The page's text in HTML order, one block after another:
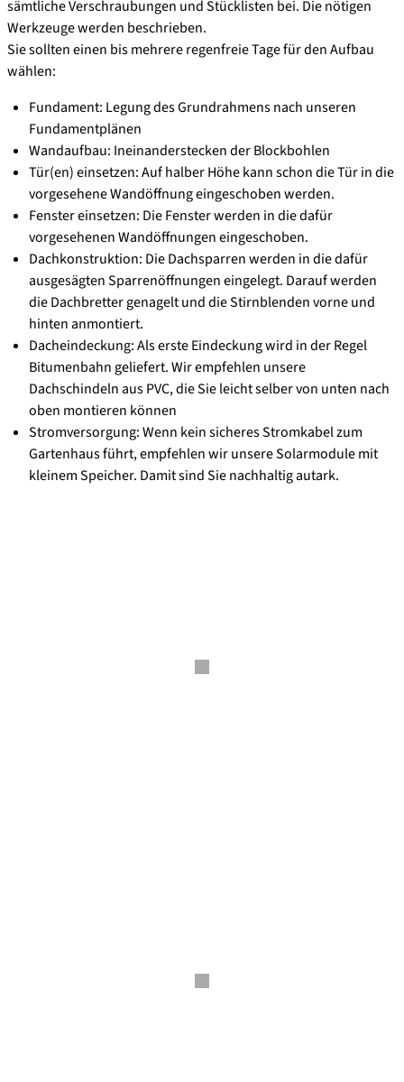
sämtliche Verschraubungen und Stücklisten bei. Die nötigen
Werkzeuge werden beschrieben.
Sie sollten einen bis mehrere regenfreie Tage für den Aufbau
wählen:
Fundament: Legung des Grundrahmens nach unseren
Fundamentplänen
Wandaufbau: Ineinanderstecken der Blockbohlen
Tür(en) einsetzen: Auf halber Höhe kann schon die Tür in die
vorgesehene Wand­öffnung eingeschoben werden.
Fenster einsetzen: Die Fenster werden in die dafür
vorgesehenen Wandöffnungen eingeschoben.
Dachkonstruktion: Die Dachsparren werden in die dafür
ausgesägten Sparrenöffnungen eingelegt. Darauf werden
die Dachbretter genagelt und die Stirnblenden vorne und
hinten anmontiert.
Dacheindeckung: Als erste Eindeckung wird in der Regel
Bitumenbahn geliefert. Wir empfehlen unsere
Dachschindeln aus PVC, die Sie leicht selber von unten nach
oben montieren können
Stromversorgung: Wenn kein sicheres Stromkabel zum
Gartenhaus führt, empfehlen wir unsere Solarmodule mit
kleinem Speicher. Damit sind Sie nachhaltig autark.